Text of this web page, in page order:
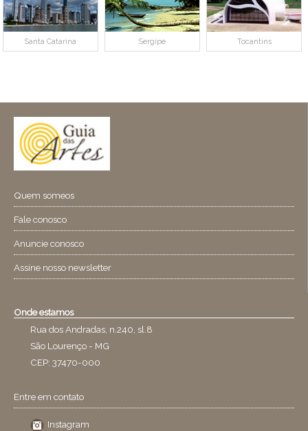
Santa Catarina Sergipe Tocantins
Quem someos
Fale conosco
Anuncie conosco
Assine nosso newsletter
Onde estamos
Rua dos Andradas, n.240, sl.8
São Lourenço - MG
CEP: 37470-000
Entre em contato
Instagram